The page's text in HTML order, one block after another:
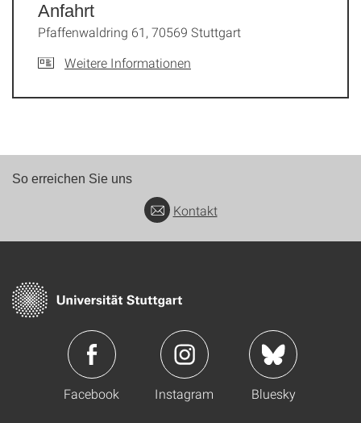
Anfahrt
Pfaffenwaldring 61, 70569 Stuttgart
Weitere Informationen
So erreichen Sie uns
Kontakt
Facebook Instagram Bluesky